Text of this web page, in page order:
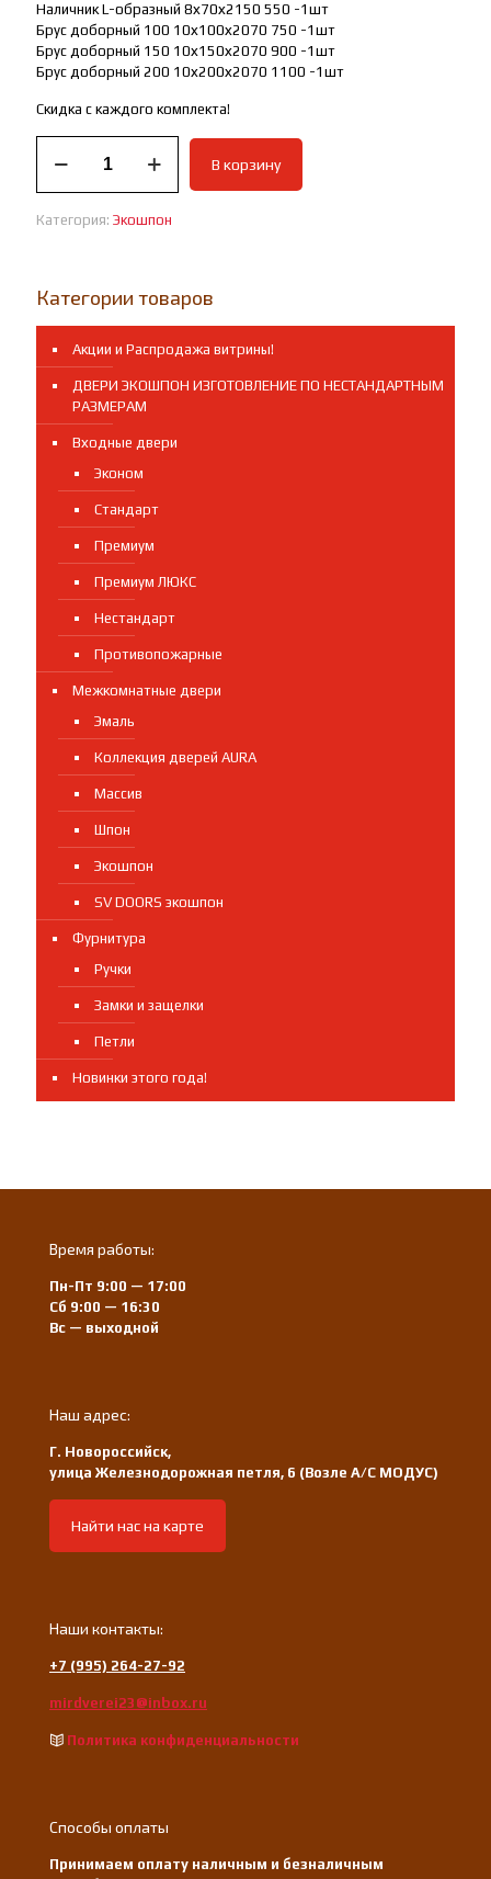
Наличник L-образный 8х70х2150 550 -1шт
Брус доборный 100 10х100х2070 750 -1шт
Брус доборный 150 10х150х2070 900 -1шт
Брус доборный 200 10х200х2070 1100 -1шт
Скидка с каждого комплекта!
товара
Парма-2
В корзину
Категория: Экошпон
Категории товаров
Акции и Распродажа витрины!
ДВЕРИ ЭКОШПОН ИЗГОТОВЛЕНИЕ ПО НЕСТАНДАРТНЫМ
РАЗМЕРАМ
Входные двери
Эконом
Стандарт
Премиум
Премиум ЛЮКС
Нестандарт
Противопожарные
Межкомнатные двери
Эмаль
Коллекция дверей AURA
Массив
Шпон
Экошпон
SV DOORS экошпон
Фурнитура
Ручки
Замки и защелки
Петли
Новинки этого года!
Время работы:
Пн-Пт 9:00 — 17:00
Сб 9:00 — 16:30
Вс — выходной
Наш адрес:
Г. Новороссийск,
улица Железнодорожная петля, 6 (Возле А/С МОДУС)
Найти нас на карте
Наши контакты:
+7 (995) 264-27-92
mirdverei23@inbox.ru
Политика конфиденциальности
Способы оплаты
Принимаем оплату наличным и безналичным